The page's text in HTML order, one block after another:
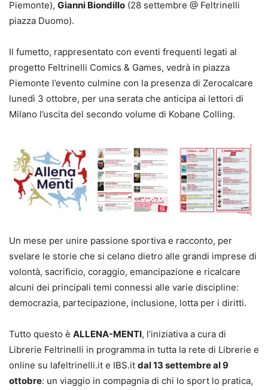
Piemonte), Gianni Biondillo (28 settembre @ Feltrinelli
piazza Duomo).
Il fumetto, rappresentato con eventi frequenti legati al
progetto Feltrinelli Comics & Games, vedrà in piazza
Piemonte l’evento culmine con la presenza di Zerocalcare
lunedì 3 ottobre, per una serata che anticipa ai lettori di
Milano l’uscita del secondo volume di Kobane Colling.
Un mese per unire passione sportiva e racconto, per
svelare le storie che si celano dietro alle grandi imprese di
volontà, sacrificio, coraggio, emancipazione e ricalcare
alcuni dei principali temi connessi alle varie discipline:
democrazia, partecipazione, inclusione, lotta per i diritti.
Tutto questo è ALLENA-MENTI, l’iniziativa a cura di
Librerie Feltrinelli in programma in tutta la rete di Librerie e
online su lafeltrinelli.it e IBS.it dal 13 settembre al 9
ottobre: un viaggio in compagnia di chi lo sport lo pratica,